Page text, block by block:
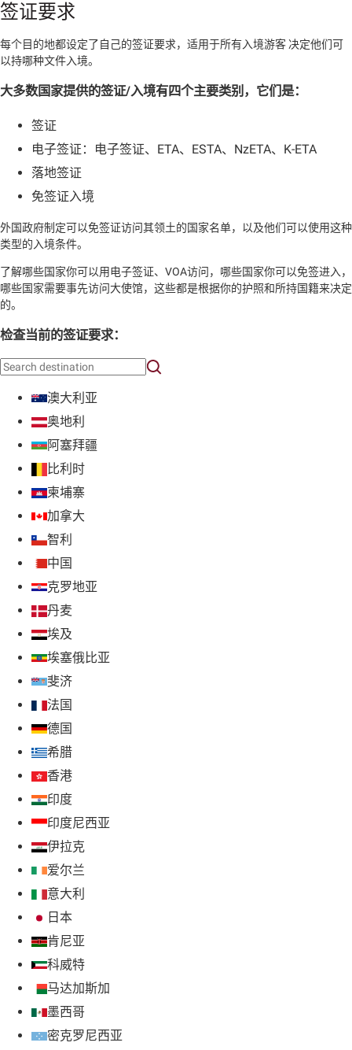
签证要求
每个目的地都设定了自己的签证要求，适用于所有入境游客 决定他们可
以持哪种文件入境。
大多数国家提供的签证/入境有四个主要类别，它们是：
签证
电子签证：电子签证、ETA、ESTA、NzETA、K-ETA
落地签证
免签证入境
外国政府制定可以免签证访问其领土的国家名单，以及他们可以使用这种
类型的入境条件。
了解哪些国家你可以用电子签证、VOA访问，哪些国家你可以免签进入，
哪些国家需要事先访问大使馆，这些都是根据你的护照和所持国籍来决定
的。
检查当前的签证要求：
澳大利亚
奥地利
阿塞拜疆
比利时
柬埔寨
加拿大
智利
中国
克罗地亚
丹麦
埃及
埃塞俄比亚
斐济
法国
德国
希腊
香港
印度
印度尼西亚
伊拉克
爱尔兰
意大利
日本
肯尼亚
科威特
马达加斯加
墨西哥
密克罗尼西亚